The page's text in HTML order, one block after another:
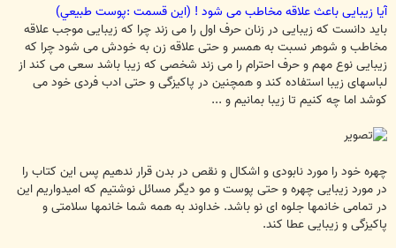
آیا زیبایی باعث علاقه مخاطب می شود ! (این قسمت :پوست طبیعي)
باید دانست که زیبایی در زنان حرف اول را می زند چرا که زیبایی موجب علاقه
مخاطب و شوهر نسبت به همسر و حتی علاقه زن به خودش می شود چرا که
زیبایی نوع مهم و حرف احترام را می زند شخصی که زیبا باشد سعی می کند از
لباسهای زیبا استفاده کند و همچنین در پاکیزگی و حتی ادب فردی خود می
کوشد اما چه کنیم تا زیبا بمانیم و ...
چهره خود را مورد نابودی و اشکال و نقص در بدن قرار ندهیم پس این کتاب را
در مورد زیبایی چهره و حتی پوست و مو دیگر مسائل نوشتیم که امیدواریم این
در تمامی خانمها جلوه ای نو باشد. خداوند به همه شما خانمها سلامتی و
پاکیزگی و زیبایی عطا کند.